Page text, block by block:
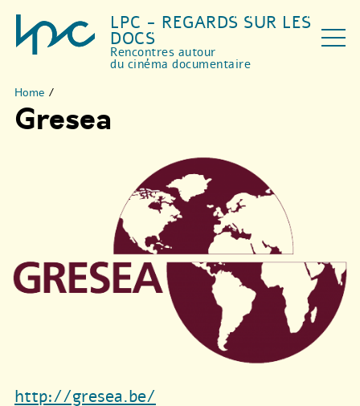
LPC - REGARDS SUR LES
DOCS
Rencontres autour
du cinéma documentaire
Home /
Gresea
http://gresea.be/